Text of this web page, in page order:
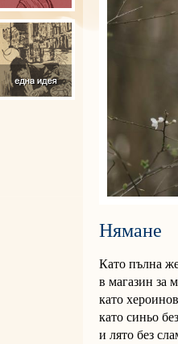
Нямане
Като пълна
в магазин за
като
като синьо
и лято без